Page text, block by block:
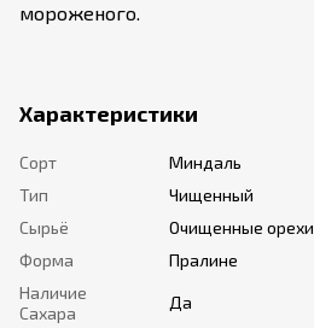
мороженого.
Характеристики
Сорт
Миндаль
Тип
Чищенный
Сырьё
Очищенные орехи
Форма
Пралине
Наличие
Сахара
Да